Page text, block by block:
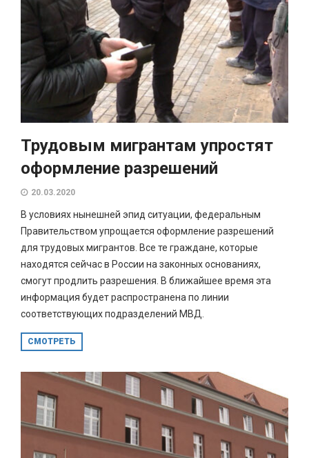
Трудовым мигрантам упростят
оформление разрешений
20.03.2020
В условиях нынешней эпид ситуации, федеральным
Правительством упрощается оформление разрешений
для трудовых мигрантов. Все те граждане, которые
находятся сейчас в России на законных основаниях,
смогут продлить разрешения. В ближайшее время эта
информация будет распространена по линии
соответствующих подразделений МВД.
СМОТРЕТЬ